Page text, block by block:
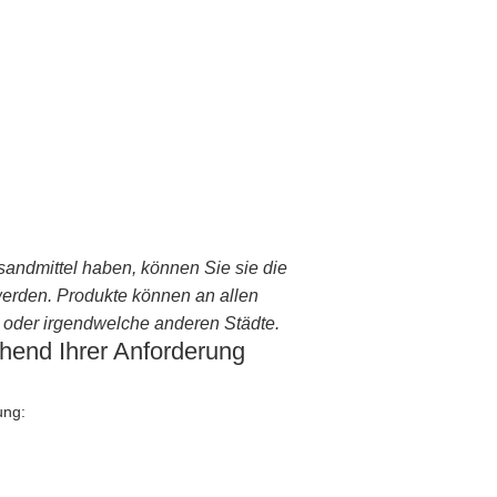
haben, können Sie sie die
Produkte können an allen
irgendwelche anderen Städte.
Ihrer Anforderung